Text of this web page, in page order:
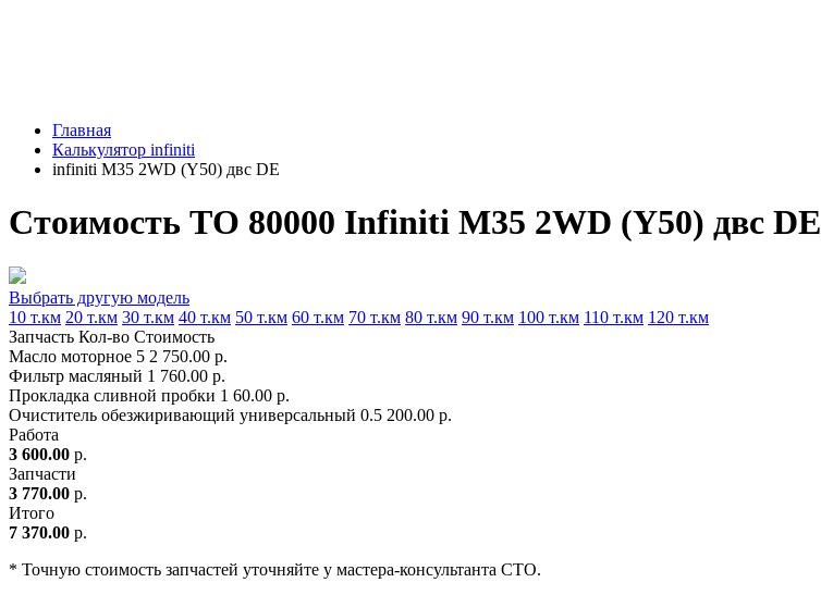
Главная
Калькулятор infiniti
infiniti M35 2WD (Y50) двс DE
Стоимость ТО 80000 Infiniti M35 2WD (Y50) двс DE
Выбрать другую модель
10 т.км 20 т.км 30 т.км 40 т.км 50 т.км 60 т.км 70 т.км 80 т.км 90 т.км 100 т.км 110 т.км 120 т.км
Запчасть Кол-во Стоимость
Масло моторное 5 2 750.00 р.
Фильтр масляный 1 760.00 р.
Прокладка сливной пробки 1 60.00 р.
Очиститель обезжиривающий универсальный 0.5 200.00 р.
Работа
3 600.00 р.
Запчасти
3 770.00 р.
Итого
7 370.00 р.
* Точную стоимость запчастей уточняйте у мастера-консультанта СТО.